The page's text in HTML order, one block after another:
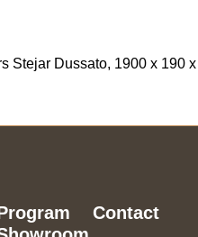
Stejar Dussato, 1900 x 190
Contact